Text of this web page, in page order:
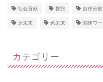
社会貢献 群旅 自律分散
近未来 遠未来 関連ワー
カテゴリー